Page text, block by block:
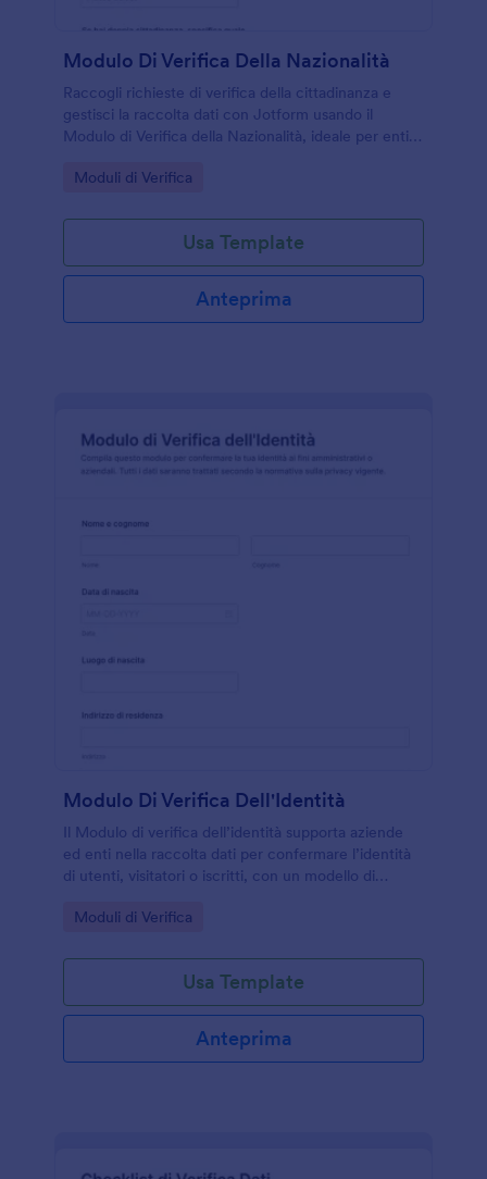
Modulo Di Verifica Della Nazionalità
Raccogli richieste di verifica della cittadinanza e
gestisci la raccolta dati con Jotform usando il
Modulo di Verifica della Nazionalità, ideale per enti,
ogni invio del modulo.
Go to Category:
Moduli di Verifica
Usa Template
Anteprima
Modulo Di Verifica Dell'Identità
Il Modulo di verifica dell’identità supporta aziende
ed enti nella raccolta dati per confermare l’identità
di utenti, visitatori o iscritti, con un modello di
condividere online.
Go to Category:
Moduli di Verifica
Usa Template
Anteprima